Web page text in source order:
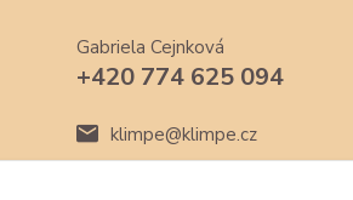
Gabriela Cejnková
+420 774 625 094
klimpe@klimpe.cz